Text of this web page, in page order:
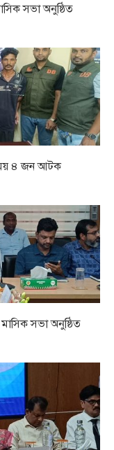
সভা অনুষ্ঠিত
৪ জন আটক
সভা অনুষ্ঠিত